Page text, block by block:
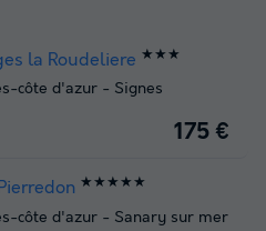
la Roudeliere ★★★
côte d'azur - Signes
175 €
★★★★★
côte d'azur - Sanary sur mer